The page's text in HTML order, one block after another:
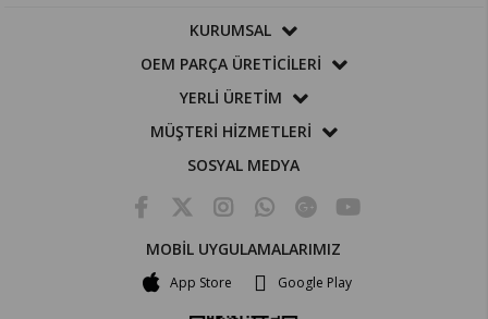
KURUMSAL
OEM PARÇA ÜRETİCİLERİ
YERLİ ÜRETİM
MÜŞTERİ HİZMETLERİ
SOSYAL MEDYA
MOBİL UYGULAMALARIMIZ
App Store Google Play